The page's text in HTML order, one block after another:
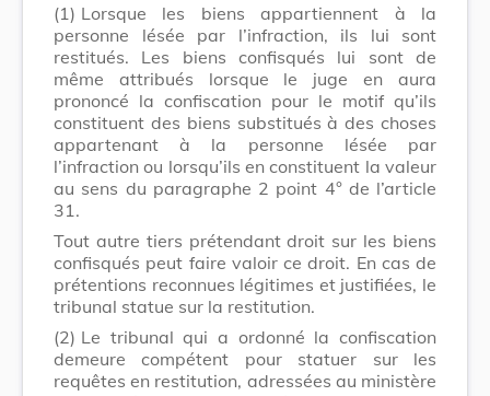
(1) Lorsque les biens appartiennent à la
personne lésée par l’infraction, ils lui sont
restitués. Les biens confisqués lui sont de
même attribués lorsque le juge en aura
prononcé la confiscation pour le motif qu’ils
constituent des biens substitués à des choses
appartenant à la personne lésée par
l’infraction ou lorsqu’ils en constituent la valeur
au sens du paragraphe 2 point 4° de l’article
31.
Tout autre tiers prétendant droit sur les biens
confisqués peut faire valoir ce droit. En cas de
prétentions reconnues légitimes et justifiées, le
tribunal statue sur la restitution.
(2) Le tribunal qui a ordonné la confiscation
demeure compétent pour statuer sur les
requêtes en restitution, adressées au ministère